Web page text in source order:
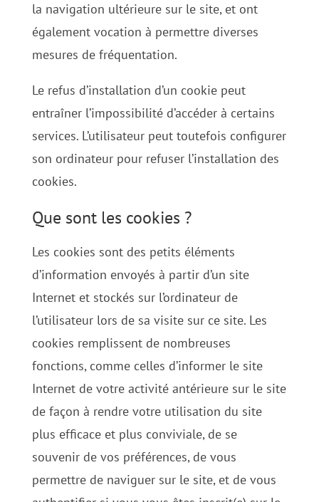
la navigation ultérieure sur le site, et ont
également vocation à permettre diverses
mesures de fréquentation.
Le refus d’installation d’un cookie peut
entraîner l’impossibilité d’accéder à certains
services. L’utilisateur peut toutefois configurer
son ordinateur pour refuser l’installation des
cookies.
Que sont les cookies ?
Les cookies sont des petits éléments
d’information envoyés à partir d’un site
Internet et stockés sur l’ordinateur de
l’utilisateur lors de sa visite sur ce site. Les
cookies remplissent de nombreuses
fonctions, comme celles d’informer le site
Internet de votre activité antérieure sur le site
de façon à rendre votre utilisation du site
plus efficace et plus conviviale, de se
souvenir de vos préférences, de vous
permettre de naviguer sur le site, et de vous